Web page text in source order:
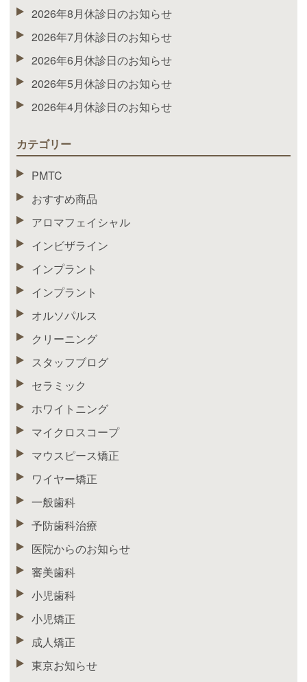
2026年8月休診日のお知らせ
2026年7月休診日のお知らせ
2026年6月休診日のお知らせ
2026年5月休診日のお知らせ
2026年4月休診日のお知らせ
カテゴリー
PMTC
おすすめ商品
アロマフェイシャル
インビザライン
インプラント
インプラント
オルソパルス
クリーニング
スタッフブログ
セラミック
ホワイトニング
マイクロスコープ
マウスピース矯正
ワイヤー矯正
一般歯科
予防歯科治療
医院からのお知らせ
審美歯科
小児歯科
小児矯正
成人矯正
東京お知らせ